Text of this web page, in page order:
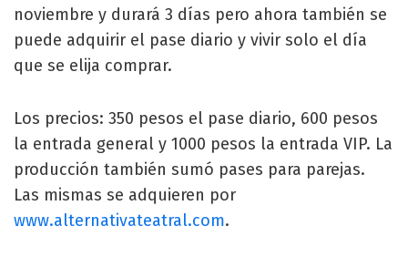
noviembre y durará 3 días pero ahora también se
puede adquirir el pase diario y vivir solo el día
que se elija comprar.
Los precios: 350 pesos el pase diario, 600 pesos
la entrada general y 1000 pesos la entrada VIP. La
producción también sumó pases para parejas.
Las mismas se adquieren por
www.alternativateatral.com.